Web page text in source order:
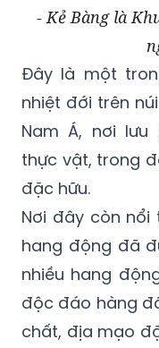
- Kẻ Bàng là
Đây là một
nhiệt đới trên
Nam Á, nơi lưu
thực vật, trong
đặc hữu.
Nơi đây còn nổi
hang động đã
nhiều hang
độc đáo hàng
chất, địa mạo